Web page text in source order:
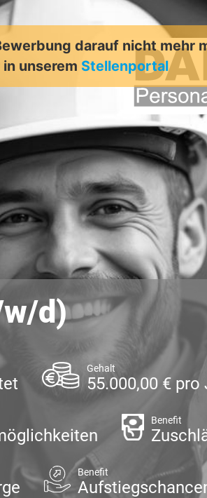
darauf nicht mehr
unserem Stellenportal
d)
Gehalt
55.000,00 € pro
Benefit
Benefit